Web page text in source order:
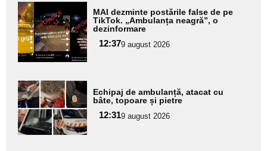
Adaugă
aici textul
pentru
subtitlu
MAI dezminte postările false de pe
TikTok. „Ambulanța neagră”, o
dezinformare
12:379 august 2026
Adaugă
aici textul
pentru
subtitlu
Echipaj de ambulanță, atacat cu
bâte, topoare și pietre
12:319 august 2026